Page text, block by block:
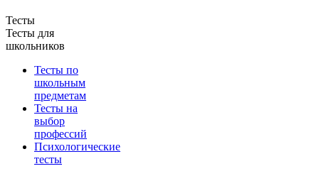
Тесты
Тесты для
школьников
Тесты по
школьным
предметам
Тесты на
выбор
профессий
Психологические
тесты